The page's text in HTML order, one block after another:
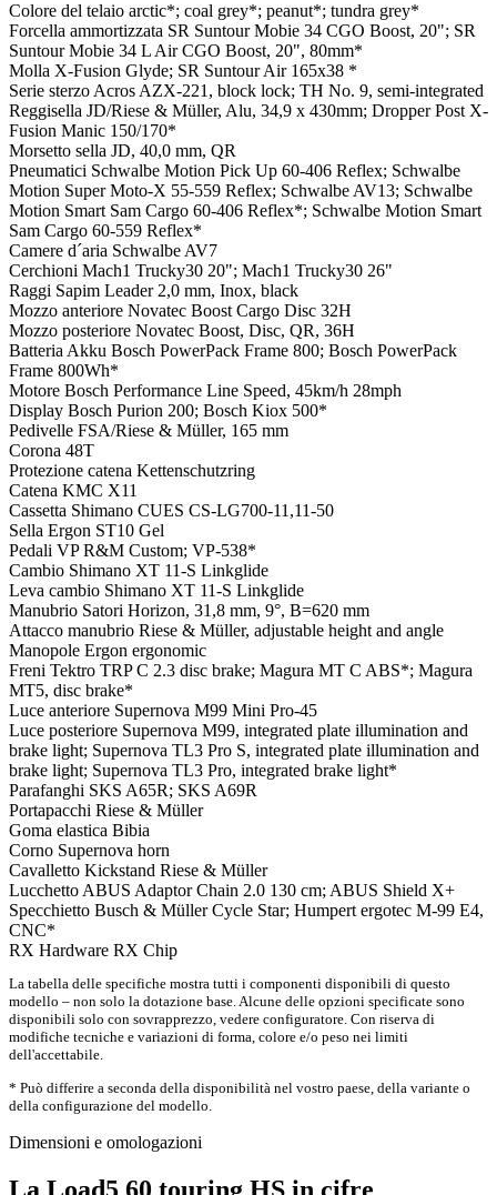
Colore del telaio arctic*; coal grey*; peanut*; tundra grey*
Forcella ammortizzata SR Suntour Mobie 34 CGO Boost, 20"; SR
Suntour Mobie 34 L Air CGO Boost, 20", 80mm*
Molla X-Fusion Glyde; SR Suntour Air 165x38 *
Serie sterzo Acros AZX-221, block lock; TH No. 9, semi-integrated
Reggisella JD/Riese & Müller, Alu, 34,9 x 430mm; Dropper Post X-
Fusion Manic 150/170*
Morsetto sella JD, 40,0 mm, QR
Pneumatici Schwalbe Motion Pick Up 60-406 Reflex; Schwalbe
Motion Super Moto-X 55-559 Reflex; Schwalbe AV13; Schwalbe
Motion Smart Sam Cargo 60-406 Reflex*; Schwalbe Motion Smart
Sam Cargo 60-559 Reflex*
Camere d´aria Schwalbe AV7
Cerchioni Mach1 Trucky30 20"; Mach1 Trucky30 26"
Raggi Sapim Leader 2,0 mm, Inox, black
Mozzo anteriore Novatec Boost Cargo Disc 32H
Mozzo posteriore Novatec Boost, Disc, QR, 36H
Batteria Akku Bosch PowerPack Frame 800; Bosch PowerPack
Frame 800Wh*
Motore Bosch Performance Line Speed, 45km/h 28mph
Display Bosch Purion 200; Bosch Kiox 500*
Pedivelle FSA/Riese & Müller, 165 mm
Corona 48T
Protezione catena Kettenschutzring
Catena KMC X11
Cassetta Shimano CUES CS-LG700-11,11-50
Sella Ergon ST10 Gel
Pedali VP R&M Custom; VP-538*
Cambio Shimano XT 11-S Linkglide
Leva cambio Shimano XT 11-S Linkglide
Manubrio Satori Horizon, 31,8 mm, 9°, B=620 mm
Attacco manubrio Riese & Müller, adjustable height and angle
Manopole Ergon ergonomic
Freni Tektro TRP C 2.3 disc brake; Magura MT C ABS*; Magura
MT5, disc brake*
Luce anteriore Supernova M99 Mini Pro-45
Luce posteriore Supernova M99, integrated plate illumination and
brake light; Supernova TL3 Pro S, integrated plate illumination and
brake light; Supernova TL3 Pro, integrated brake light*
Parafanghi SKS A65R; SKS A69R
Portapacchi Riese & Müller
Goma elastica Bibia
Corno Supernova horn
Cavalletto Kickstand Riese & Müller
Lucchetto ABUS Adaptor Chain 2.0 130 cm; ABUS Shield X+
Specchietto Busch & Müller Cycle Star; Humpert ergotec M-99 E4,
CNC*
RX Hardware RX Chip
La tabella delle specifiche mostra tutti i componenti disponibili di questo
modello – non solo la dotazione base. Alcune delle opzioni specificate sono
disponibili solo con sovrapprezzo, vedere configuratore. Con riserva di
modifiche tecniche e variazioni di forma, colore e/o peso nei limiti
dell'accettabile.
* Può differire a seconda della disponibilità nel vostro paese, della variante o
della configurazione del modello.
Dimensioni e omologazioni
La Load5 60 touring HS in cifre